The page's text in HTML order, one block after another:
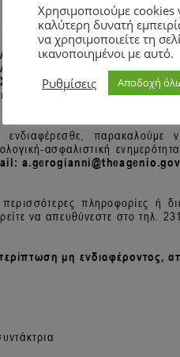
Χρησιμοποιούμε
καλύτερη δυνατή
να χρησιμοποιείτε τη
ικανοποιημένοι με αυτό.
Ρυθμίσεις
Αποδοχή